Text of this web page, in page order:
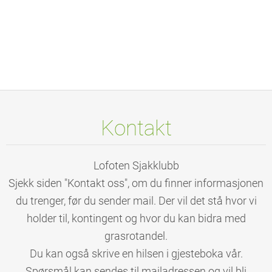
Kontakt
Lofoten Sjakklubb
Sjekk siden "Kontakt oss", om du finner informasjonen
du trenger, før du sender mail. Der vil det stå hvor vi
holder til, kontingent og hvor du kan bidra med
grasrotandel.
Du kan også skrive en hilsen i gjesteboka vår.